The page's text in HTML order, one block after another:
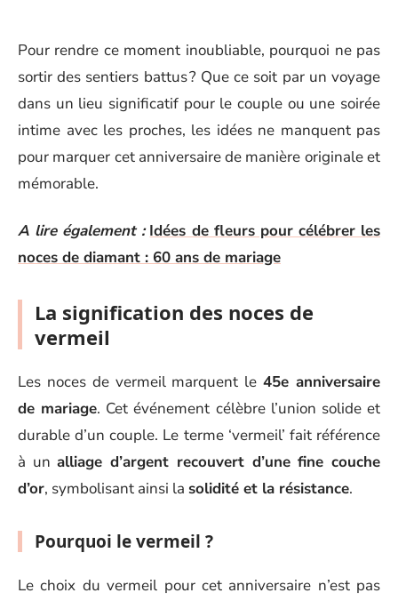
Pour rendre ce moment inoubliable, pourquoi ne pas
sortir des sentiers battus ? Que ce soit par un voyage
dans un lieu significatif pour le couple ou une soirée
intime avec les proches, les idées ne manquent pas
pour marquer cet anniversaire de manière originale et
mémorable.
A lire également : Idées de fleurs pour célébrer les
noces de diamant : 60 ans de mariage
La signification des noces de
vermeil
Les noces de vermeil marquent le45e anniversaire
de mariage. Cet événement célèbre l’union solide et
durable d’un couple. Le terme ‘vermeil’ fait référence
à unalliage d’argent recouvert d’une fine couche
d’or, symbolisant ainsi la solidité et la résistance.
Pourquoi le vermeil ?
Le choix du vermeil pour cet anniversaire n’est pas